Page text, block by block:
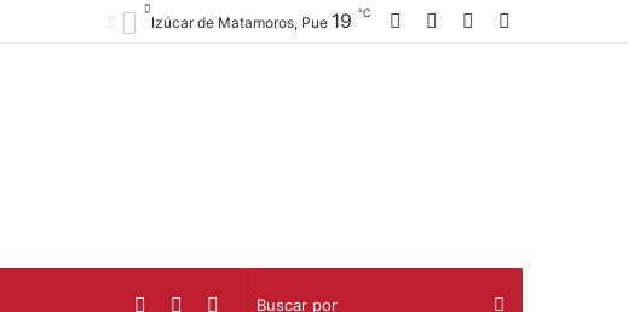
Telegram
Twitter
Facebook
Izúcar de Matamoros, Pue 19 ℃
Buscar
Telegram
Twitter
Facebook